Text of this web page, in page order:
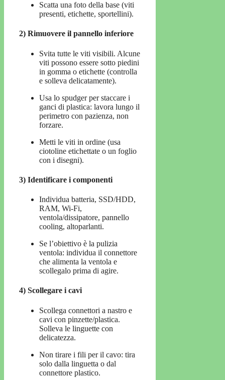
Scatta una foto della base (viti
presenti, etichette, sportellini).
2) Rimuovere il pannello inferiore
Svita tutte le viti visibili. Alcune
viti possono essere sotto piedini
in gomma o etichette (controlla
e solleva delicatamente).
Usa lo spudger per staccare i
ganci di plastica: lavora lungo il
perimetro con pazienza, non
forzare.
Metti le viti in ordine (usa
ciotoline etichettate o un foglio
con i disegni).
3) Identificare i componenti
Individua batteria, SSD/HDD,
RAM, Wi-Fi,
ventola/dissipatore, pannello
cooling, altoparlanti.
Se l’obiettivo è la pulizia
ventola: individua il connettore
che alimenta la ventola e
scollegalo prima di agire.
4) Scollegare i cavi
Scollega connettori a nastro e
cavi con pinzette/plastica.
Solleva le linguette con
delicatezza.
Non tirare i fili per il cavo: tira
solo dalla linguetta o dal
connettore plastico.